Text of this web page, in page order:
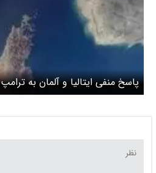
پاسخ منفی ایتالیا و آلمان به ترامپ